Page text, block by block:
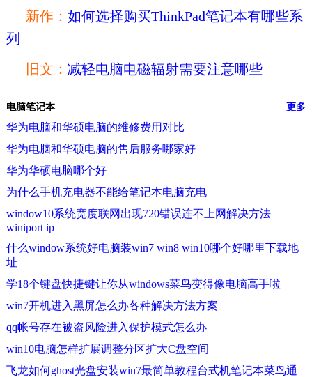
新作： 如何选择购买ThinkPad笔记本有哪些系
列
旧文： 减轻电脑电磁辐射需要注意哪些
电脑笔记本 更多
华为电脑和华硕电脑的维修费用对比
华为电脑和华硕电脑的售后服务哪家好
华为华硕电脑哪个好
为什么手机充电器不能给笔记本电脑充电
window10系统宽度联网出现720错误连不上网解决方法
winiport ip
什么window系统好电脑装win7 win8 win10哪个好哪里下载地
址
学18个键盘快捷键让你从windows菜鸟变得像电脑高手啦
win7开机进入黑屏怎么办各种解决方法方案
qq帐号存在被盗风险进入保护模式怎么办
win10电脑怎样扩展调整分区扩大C盘空间
飞龙如何ghost光盘安装win7最简单教程台式机笔记本菜鸟通